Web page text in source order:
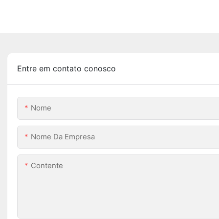
Entre em contato conosco
Nome
Nome Da Empresa
Contente